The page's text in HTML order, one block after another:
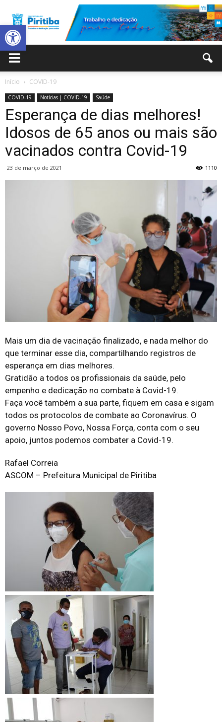
Abrir a barra de ferramentas
Municipal
de
Início COVID-19
COVID-19 Notícias | COVID-19 Saúde
Esperança de dias melhores!
Idosos de 65 anos ou mais são
vacinados contra Covid-19
23 de março de 2021 1110
Mais um dia de vacinação finalizado, e nada melhor do
que terminar esse dia, compartilhando registros de
esperança em dias melhores.
Gratidão a todos os profissionais da saúde, pelo
empenho e dedicação no combate à Covid-19.
Faça você também a sua parte, fiquem em casa e sigam
todos os protocolos de combate ao Coronavírus. O
governo Nosso Povo, Nossa Força, conta com o seu
apoio, juntos podemos combater a Covid-19.
Rafael Correia
ASCOM – Prefeitura Municipal de Piritiba